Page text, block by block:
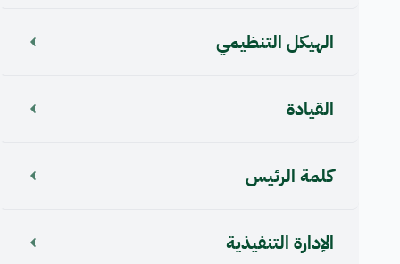
الهيكل التنظيمي
القيادة
كلمة الرئيس
اﻹدارة التنفيذية